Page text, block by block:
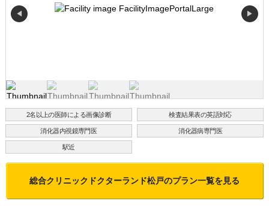
◀ ▶
2名以上の医師による画像診断 検査結果表の英語対応
消化器内視鏡専門医 消化器病専門医
駅近
総合クリニックドクターランド松戸のプラン一覧を見る